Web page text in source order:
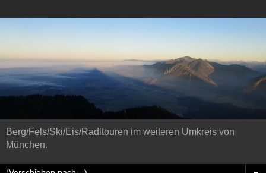
Berg/Fels/Ski/Eis/Radltouren im weiteren Umkreis von
München.